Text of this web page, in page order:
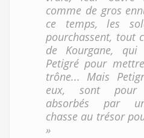
comme de gros
ce temps, les
pourchassent, tout
de Kourgane,
Petigré pour
trône... Mais
eux, sont
absorbés par
chasse au trésor
»